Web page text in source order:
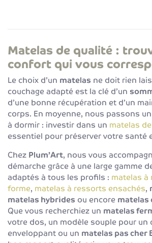
Matelas de qualité :
confort qui vous
Le choix d’un matelas ne doit rien
couchage adapté est la clé d’un
d’une bonne récupération et d’un
corps. En moyenne, nous passons
à dormir : investir dans un matelas
essentiel pour préserver votre santé
Chez Plum’Art, nous vous
démarche grâce à une large gamme
adaptés à tous les profils : matelas à
forme, matelas à ressorts ensachés,
matelas hybrides ou encore matelas
Que vous recherchiez un matelas
votre dos, un modèle souple pour un
enveloppant ou un matelas pas cher